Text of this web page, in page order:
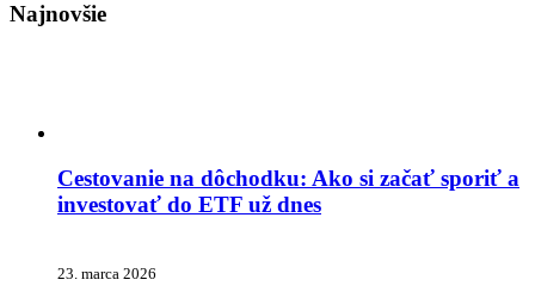
Najnovšie
Cestovanie na dôchodku: Ako si začať sporiť a
investovať do ETF už dnes
23. marca 2026